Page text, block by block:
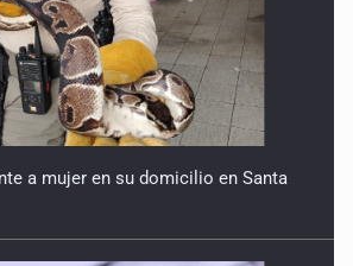
a mujer en su domicilio en Santa